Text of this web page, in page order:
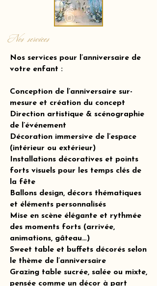
Nos services
Nos services pour l’anniversaire de
votre enfant :
Conception de l’anniversaire sur-
mesure et création du concept
Direction artistique & scénographie
de l’événement
Décoration immersive de l’espace
(intérieur ou extérieur)
Installations décoratives et points
forts visuels pour les temps clés de
la fête
Ballons design, décors thématiques
et éléments personnalisés
Mise en scène élégante et rythmée
des moments forts (arrivée,
animations, gâteau…)
Sweet table et buffets décorés selon
le thème de l’anniversaire
Grazing table sucrée, salée ou mixte,
pensée comme un décor à part